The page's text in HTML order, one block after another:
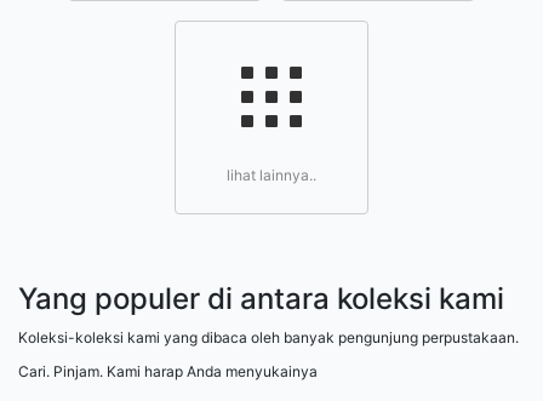
lihat lainnya..
Yang populer di antara koleksi kami
Koleksi-koleksi kami yang dibaca oleh banyak pengunjung perpustakaan.
Cari. Pinjam. Kami harap Anda menyukainya